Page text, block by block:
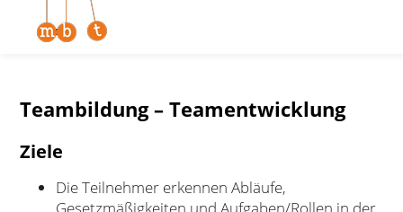
Teambildung – Teamentwicklung
Ziele
Die Teilnehmer erkennen Abläufe,
Gesetzmäßigkeiten und Aufgaben/Rollen in der